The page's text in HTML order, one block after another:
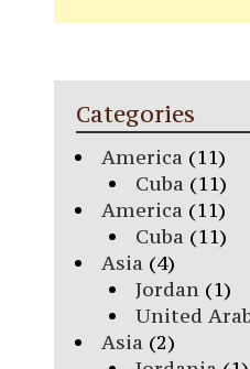
Categories
America (11)
Cuba (11)
America (11)
Cuba (11)
Asia (4)
Jordan(1)
United
Asia (2)